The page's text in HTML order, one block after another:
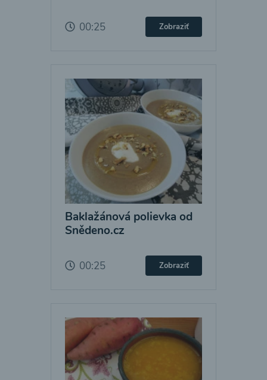
00:25 Zobraziť
Baklažánová polievka od
Snědeno.cz
00:25 Zobraziť